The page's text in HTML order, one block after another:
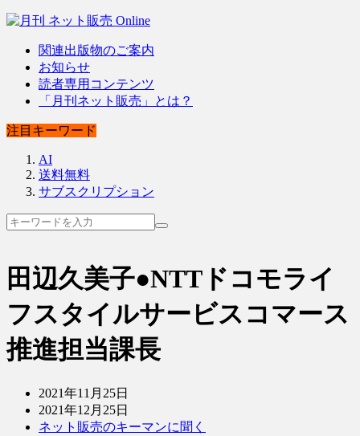
関連出版物のご案内
お知らせ
読者専用コンテンツ
「月刊ネット販売」とは？
注目キーワード
AI
送料無料
サブスクリプション
田辺久美子●NTTドコモライ
フスタイルサービスコマース
推進担当課長
2021年11月25日
2021年12月25日
ネット販売のキーマンに聞く